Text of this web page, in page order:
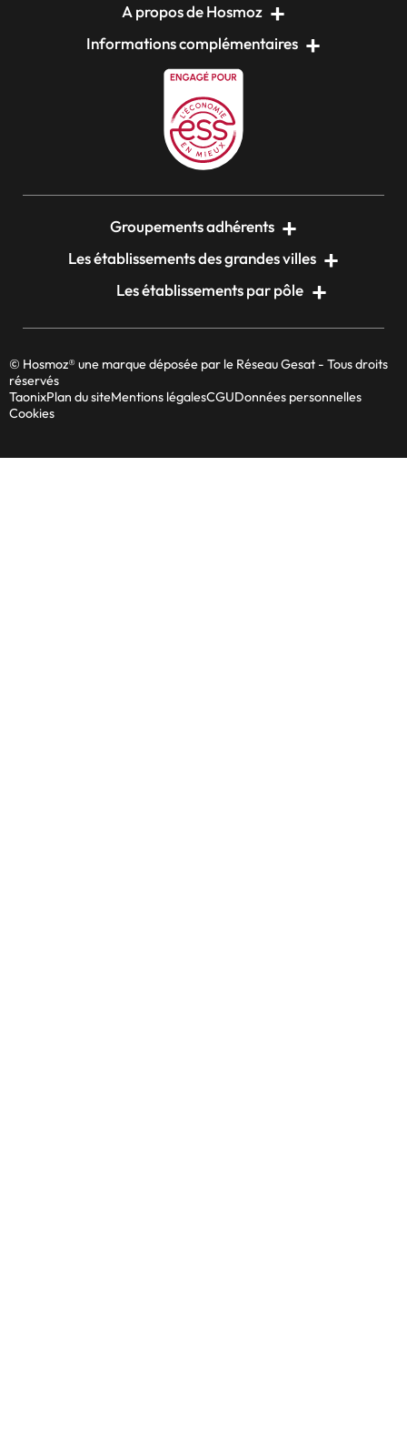
A propos de Hosmoz
Informations complémentaires
Groupements adhérents
Les établissements des grandes villes
Les établissements par pôle
© Hosmoz® une marque déposée par le Réseau Gesat - Tous droits
réservés
TaonixPlan du siteMentions légalesCGUDonnées personnelles
Cookies